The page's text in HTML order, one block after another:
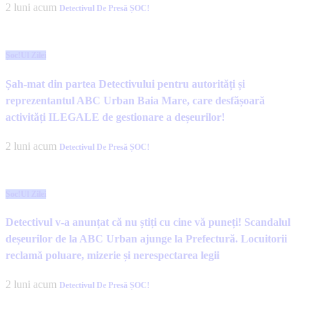
2 luni acum Detectivul De Presă ȘOC!
Șah-mat din partea Detectivului pentru autorități și
reprezentantul ABC Urban Baia Mare, care desfășoară
activități ILEGALE de gestionare a deșeurilor!
2 luni acum Detectivul De Presă ȘOC!
Detectivul v-a anunțat că nu știți cu cine vă puneți! Scandalul
deșeurilor de la ABC Urban ajunge la Prefectură. Locuitorii
reclamă poluare, mizerie și nerespectarea legii
2 luni acum Detectivul De Presă ȘOC!